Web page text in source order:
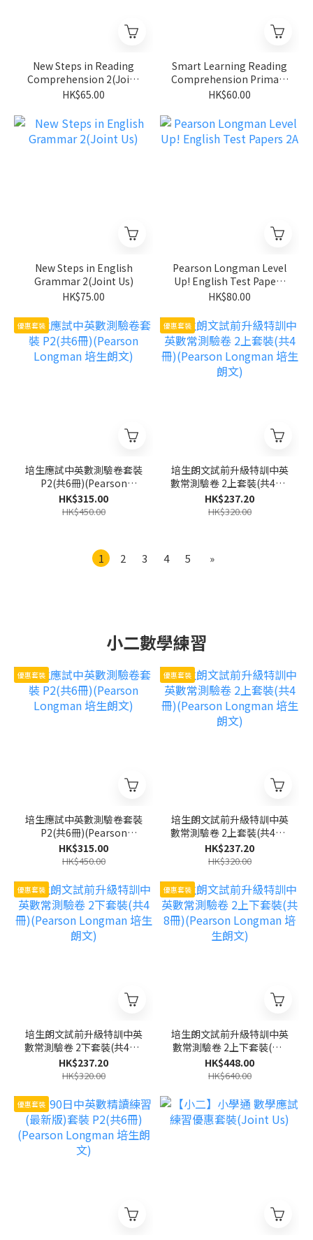
New Steps in Reading
Comprehension 2(Joint
Us)
HK$65.00
Smart Learning Reading
Comprehension Primary
2(Joint Us)
HK$60.00
New Steps in English
Grammar 2(Joint Us)
HK$75.00
Pearson Longman Level
Up! English Test Papers
2A
HK$80.00
優惠套裝
培生應試中英數測驗卷套裝
P2(共6冊)(Pearson
Longman 培生朗文)
HK$315.00
HK$450.00
優惠套裝
培生朗文試前升級特訓中英
數常測驗卷 2上套裝(共4冊)
(Pearson Longman 培生
朗文)
HK$237.20
HK$320.00
1 2 3 4 5 »
小二數學練習
優惠套裝
培生應試中英數測驗卷套裝
P2(共6冊)(Pearson
Longman 培生朗文)
HK$315.00
HK$450.00
優惠套裝
培生朗文試前升級特訓中英
數常測驗卷 2上套裝(共4冊)
(Pearson Longman 培生
朗文)
HK$237.20
HK$320.00
優惠套裝
培生朗文試前升級特訓中英
數常測驗卷 2下套裝(共4冊)
(Pearson Longman 培生
朗文)
HK$237.20
HK$320.00
優惠套裝
培生朗文試前升級特訓中英
數常測驗卷 2上下套裝(共8
冊)(Pearson Longman 培
生朗文)
HK$448.00
HK$640.00
優惠套裝